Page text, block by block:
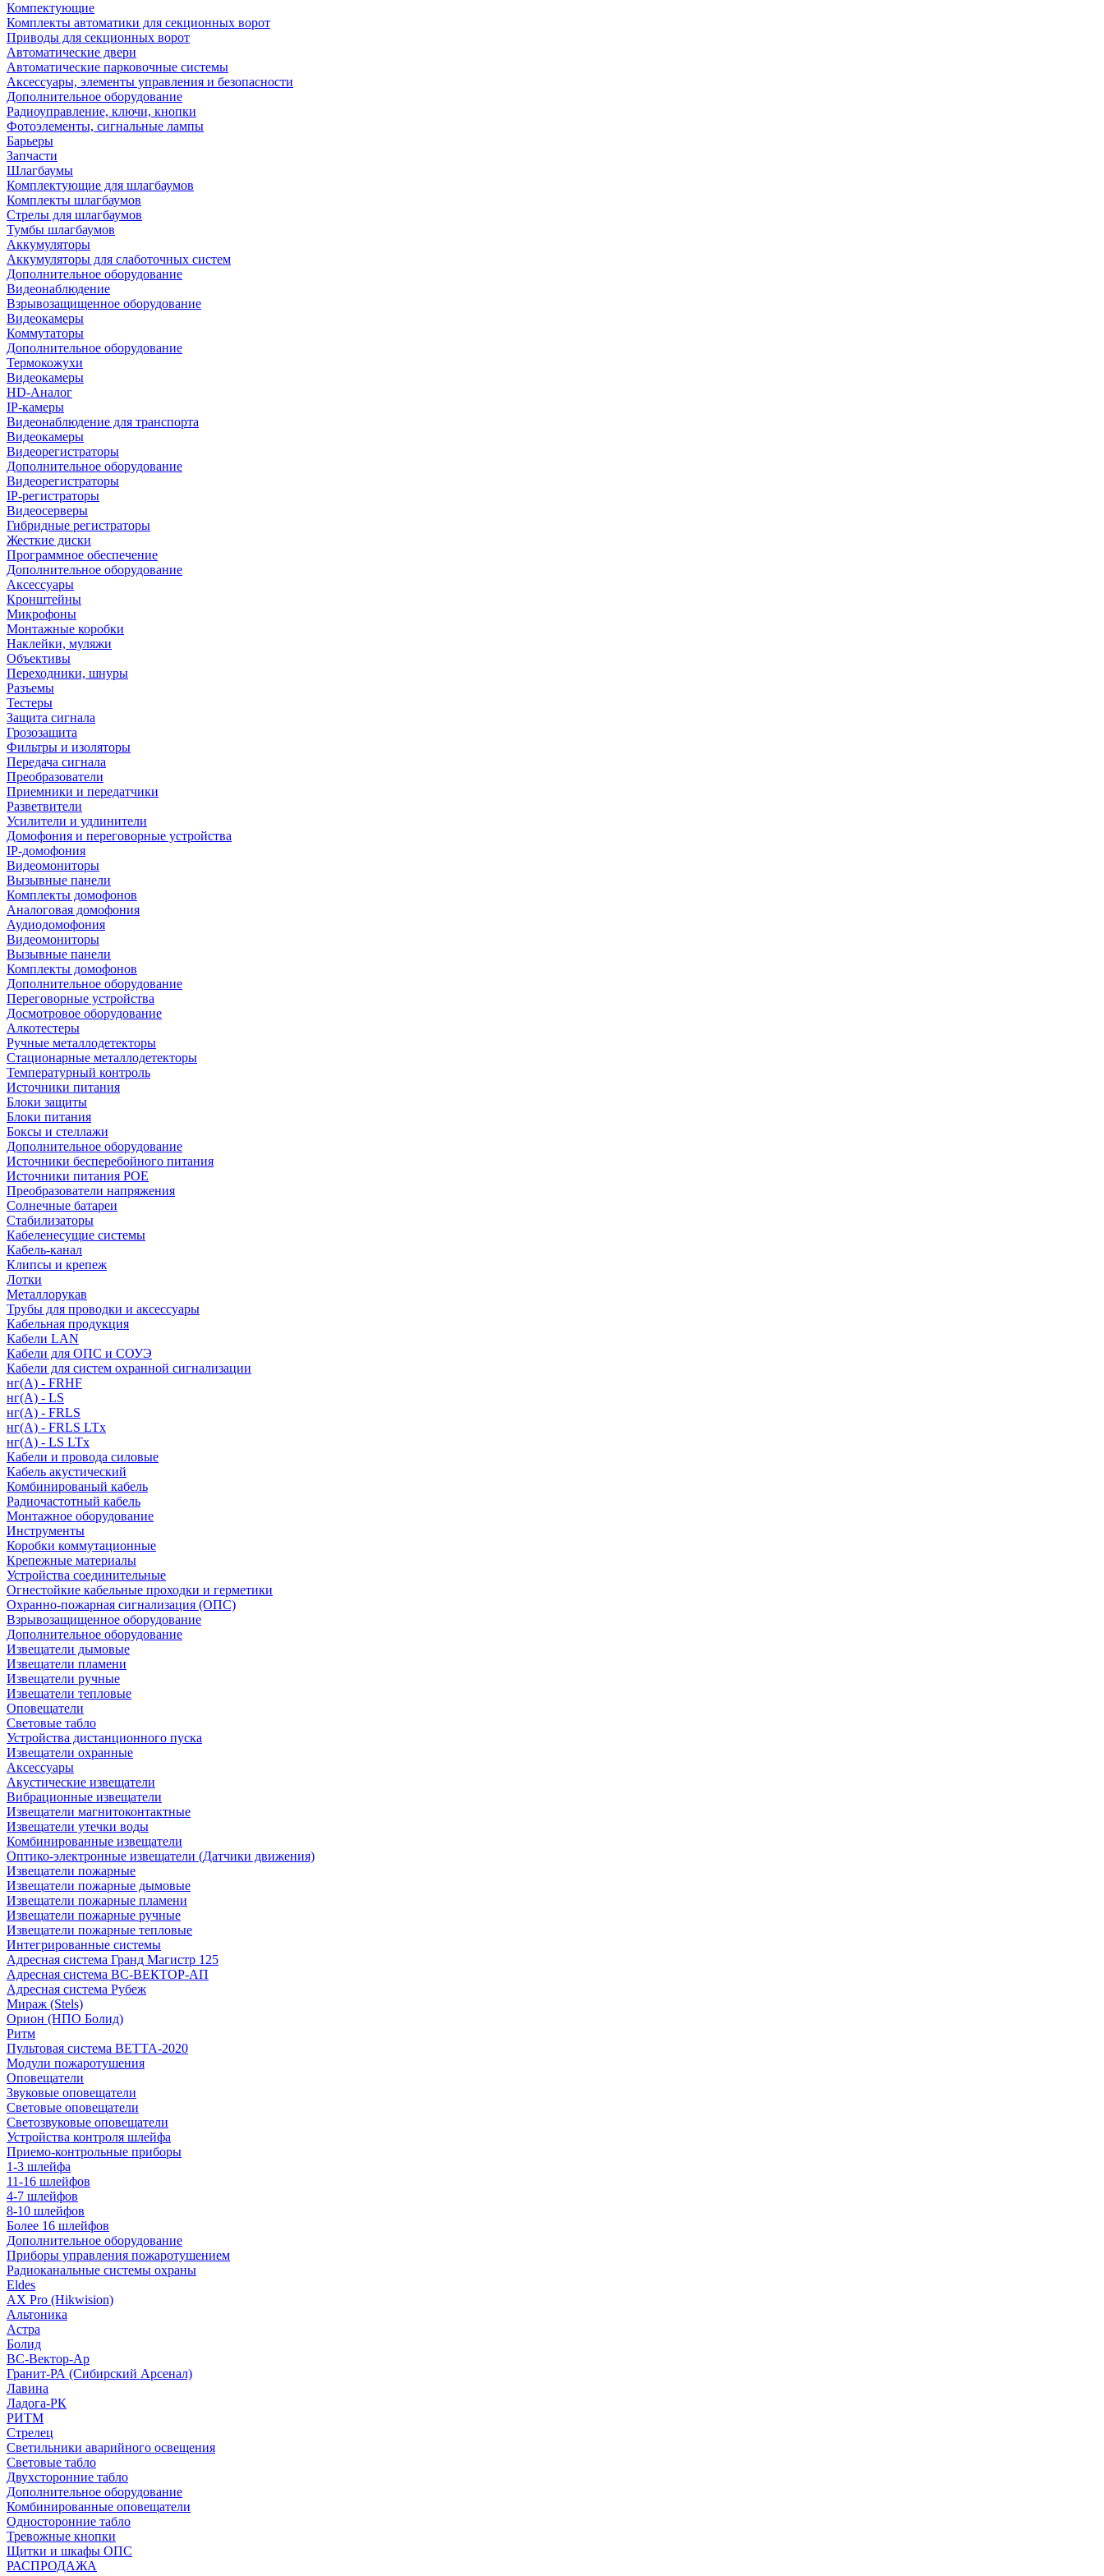
Компектующие
Комплекты автоматики для секционных ворот
Приводы для секционных ворот
Автоматические двери
Автоматические парковочные системы
Аксессуары, элементы управления и безопасности
Дополнительное оборудование
Радиоуправление, ключи, кнопки
Фотоэлементы, сигнальные лампы
Барьеры
Запчасти
Шлагбаумы
Комплектующие для шлагбаумов
Комплекты шлагбаумов
Стрелы для шлагбаумов
Тумбы шлагбаумов
Аккумуляторы
Аккумуляторы для слаботочных систем
Дополнительное оборудование
Видеонаблюдение
Взрывозащищенное оборудование
Видеокамеры
Коммутаторы
Дополнительное оборудование
Термокожухи
Видеокамеры
HD-Аналог
IP-камеры
Видеонаблюдение для транспорта
Видеокамеры
Видеорегистраторы
Дополнительное оборудование
Видеорегистраторы
IP-регистраторы
Видеосерверы
Гибридные регистраторы
Жесткие диски
Программное обеспечение
Дополнительное оборудование
Аксессуары
Кронштейны
Микрофоны
Монтажные коробки
Наклейки, муляжи
Объективы
Переходники, шнуры
Разъемы
Тестеры
Защита сигнала
Грозозащита
Фильтры и изоляторы
Передача сигнала
Преобразователи
Приемники и передатчики
Разветвители
Усилители и удлинители
Домофония и переговорные устройства
IP-домофония
Видеомониторы
Вызывные панели
Комплекты домофонов
Аналоговая домофония
Аудиодомофония
Видеомониторы
Вызывные панели
Комплекты домофонов
Дополнительное оборудование
Переговорные устройства
Досмотровое оборудование
Алкотестеры
Ручные металлодетекторы
Стационарные металлодетекторы
Температурный контроль
Источники питания
Блоки защиты
Блоки питания
Боксы и стеллажи
Дополнительное оборудование
Источники бесперебойного питания
Источники питания POE
Преобразователи напряжения
Солнечные батареи
Стабилизаторы
Кабеленесущие системы
Кабель-канал
Клипсы и крепеж
Лотки
Металлорукав
Трубы для проводки и аксессуары
Кабельная продукция
Кабели LAN
Кабели для ОПС и СОУЭ
Кабели для систем охранной сигнализации
нг(A) - FRHF
нг(A) - LS
нг(А) - FRLS
нг(А) - FRLS LTx
нг(А) - LS LTx
Кабели и провода силовые
Кабель акустический
Комбинированый кабель
Радиочастотный кабель
Монтажное оборудование
Инструменты
Коробки коммутационные
Крепежные материалы
Устройства соединительные
Огнестойкие кабельные проходки и герметики
Охранно-пожарная сигнализация (ОПС)
Взрывозащищенное оборудование
Дополнительное оборудование
Извещатели дымовые
Извещатели пламени
Извещатели ручные
Извещатели тепловые
Оповещатели
Световые табло
Устройства дистанционного пуска
Извещатели охранные
Аксессуары
Акустические извещатели
Вибрационные извещатели
Извещатели магнитоконтактные
Извещатели утечки воды
Комбинированные извещатели
Оптико-электронные извещатели (Датчики движения)
Извещатели пожарные
Извещатели пожарные дымовые
Извещатели пожарные пламени
Извещатели пожарные ручные
Извещатели пожарные тепловые
Интегрированные системы
Адресная система Гранд Магистр 125
Адресная система ВС-ВЕКТОР-АП
Адресная система Рубеж
Мираж (Stels)
Орион (НПО Болид)
Ритм
Пультовая система ВЕТТА-2020
Модули пожаротушения
Оповещатели
Звуковые оповещатели
Световые оповещатели
Светозвуковые оповещатели
Устройства контроля шлейфа
Приемо-контрольные приборы
1-3 шлейфа
11-16 шлейфов
4-7 шлейфов
8-10 шлейфов
Более 16 шлейфов
Дополнительное оборудование
Приборы управления пожаротушением
Радиоканальные системы охраны
Eldes
AX Pro (Hikwision)
Альтоника
Астра
Болид
ВС-Вектор-Ар
Гранит-РА (Сибирский Арсенал)
Лавина
Ладога-РК
РИТМ
Стрелец
Светильники аварийного освещения
Световые табло
Двухсторонние табло
Дополнительное оборудование
Комбинированные оповещатели
Односторонние табло
Тревожные кнопки
Щитки и шкафы ОПС
РАСПРОДАЖА